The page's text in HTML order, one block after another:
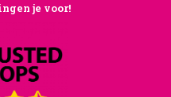
je voor!